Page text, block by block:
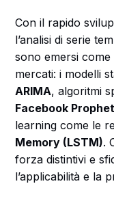
Con il rapido
l’analisi di serie
sono emersi
mercati: i modelli
ARIMA, algoritmi
Facebook Prophet
learning come le
Memory (LSTM).
forza distintivi e
l’applicabilità e la